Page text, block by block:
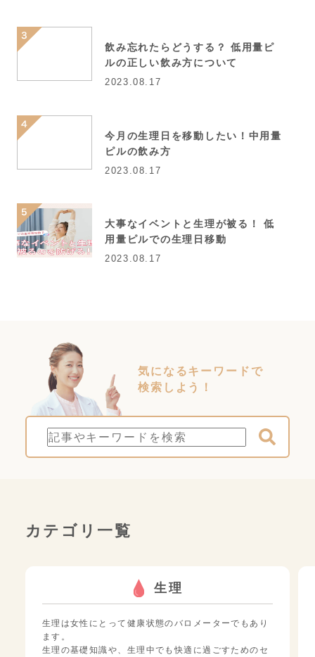
飲み忘れたらどうする？ 低用量ピ
ルの正しい飲み方について
2023.08.17
今月の生理日を移動したい！中用量
ピルの飲み方
2023.08.17
大事なイベントと生理が被る！ 低
用量ピルでの生理日移動
2023.08.17
気になるキーワードで
検索しよう！
カテゴリ一覧
生理
生理は女性にとって健康状態のバロメーターでもあり
ます。
生理の基礎知識や、生理中でも快適に過ごすためのセ